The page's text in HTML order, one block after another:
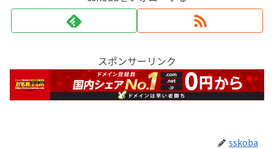
スポンサーリンク
sskoba